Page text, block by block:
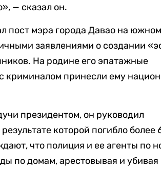
— сказал он.
пост мэра города Давао на
заявлениями о создании
На родине его эпатажные
криминалом принесли ему
президентом, он руководил
которой погибло более
что полиция и ее агенты по
по домам, арестовывая и убивая